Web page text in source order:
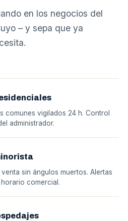
en los negocios del
– y sepa que ya
comunes vigilados 24 h. Control
administrador.
sin ángulos muertos. Alertas
comercial.